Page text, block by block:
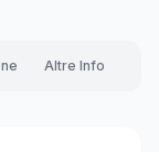
Altre Info